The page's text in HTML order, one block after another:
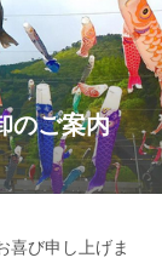
のご案内
喜び申し上げま